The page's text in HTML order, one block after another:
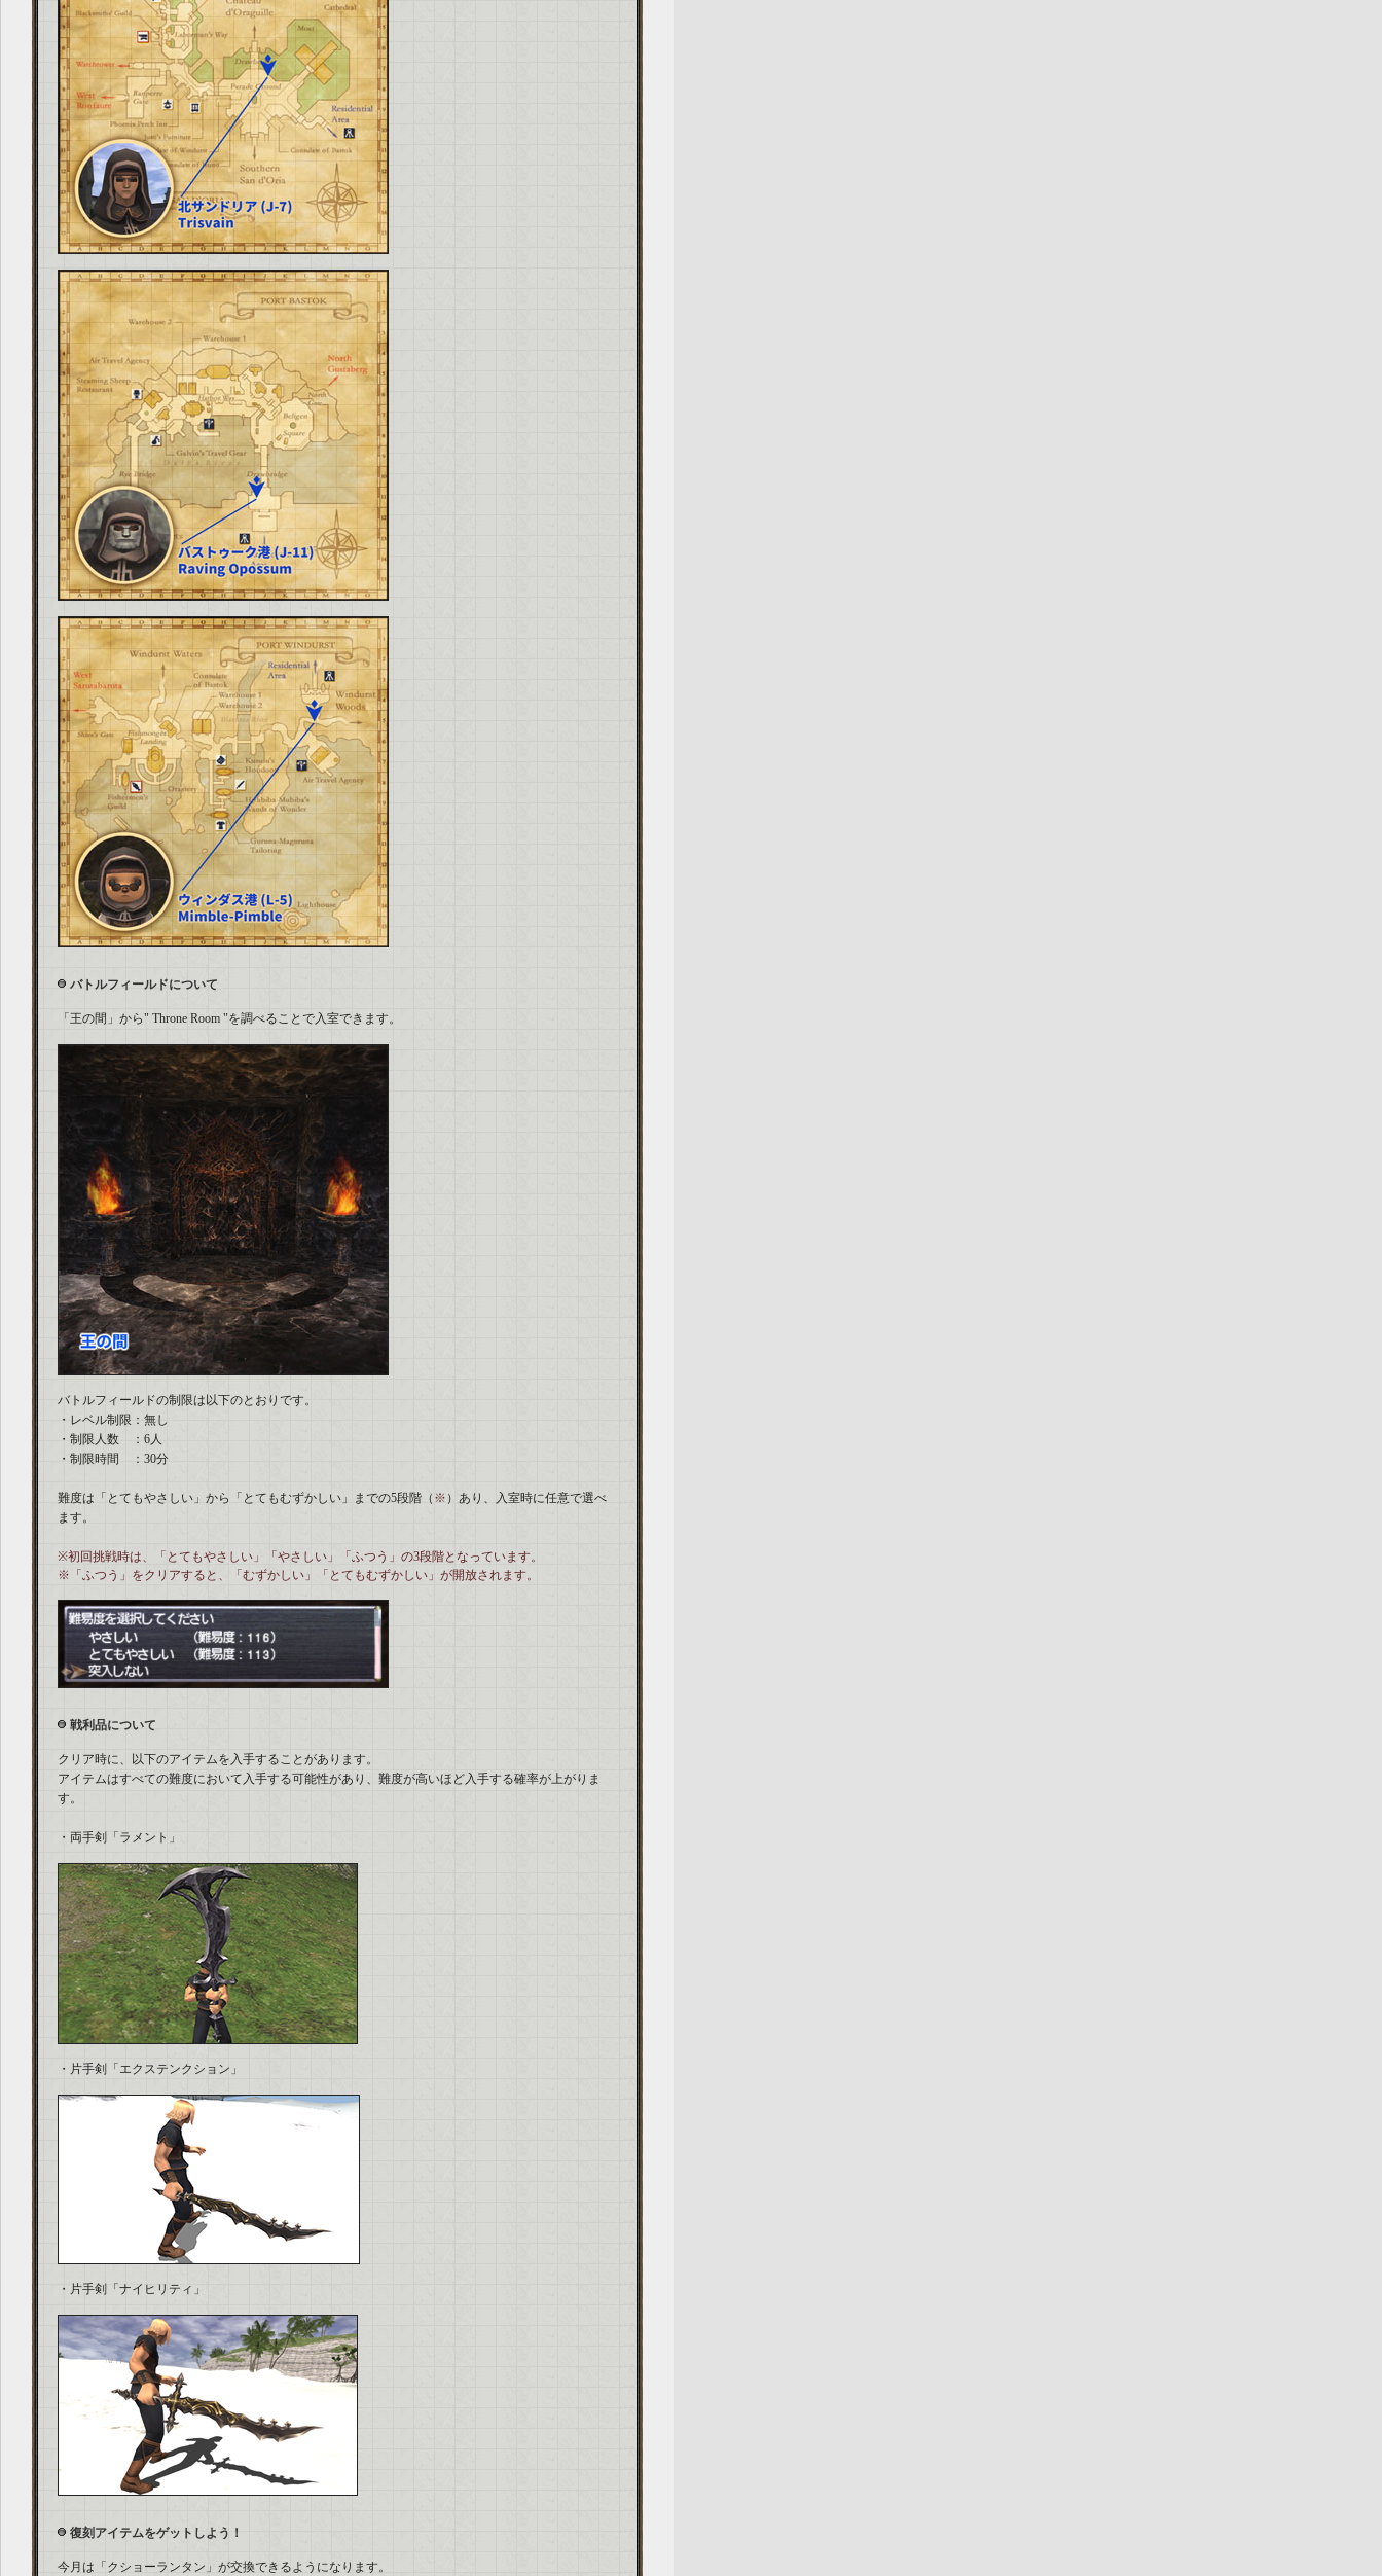
バトルフィールドについて
「王の間」から" Throne Room "を調べることで入室できます。
バトルフィールドの制限は以下のとおりです。
・レベル制限：無し
・制限人数 ：6人
・制限時間 ：30分
難度は「とてもやさしい」から「とてもむずかしい」までの5段階（ ※ ）あり、入室時に任意で選べ
ます。
※初回挑戦時は、「とてもやさしい」「やさしい」「ふつう」の3段階となっています。
※「ふつう」をクリアすると、「むずかしい」「とてもむずかしい」が開放されます。
戦利品について
クリア時に、以下のアイテムを入手することがあります。
アイテムはすべての難度において入手する可能性があり、難度が高いほど入手する確率が上がりま
す。
・両手剣「ラメント」
・片手剣「エクステンクション」
・片手剣「ナイヒリティ」
復刻アイテムをゲットしよう！
今月は「クショーランタン」が交換できるようになります。